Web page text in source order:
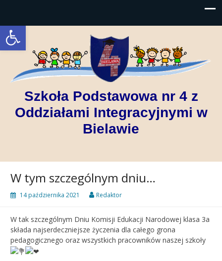
Open toolbar
Szkoła Podstawowa nr 4 z
Oddziałami Integracyjnymi w
Bielawie
W tym szczególnym dniu…
14 października 2021 Redaktor
W tak szczególnym Dniu Komisji Edukacji Narodowej klasa 3a
składa najserdeczniejsze życzenia dla całego grona
pedagogicznego oraz wszystkich pracowników naszej szkoły